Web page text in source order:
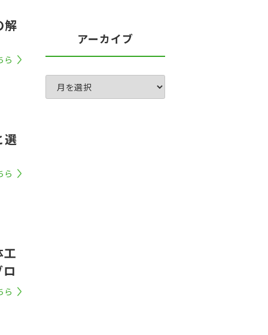
解
ら
選
ら
ら
アーカイブ